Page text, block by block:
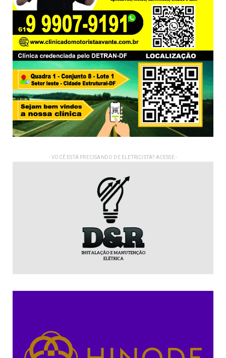
- VOCÊ ESTÁ PRECISANDO DE ELETRICISTA? ACESSE -